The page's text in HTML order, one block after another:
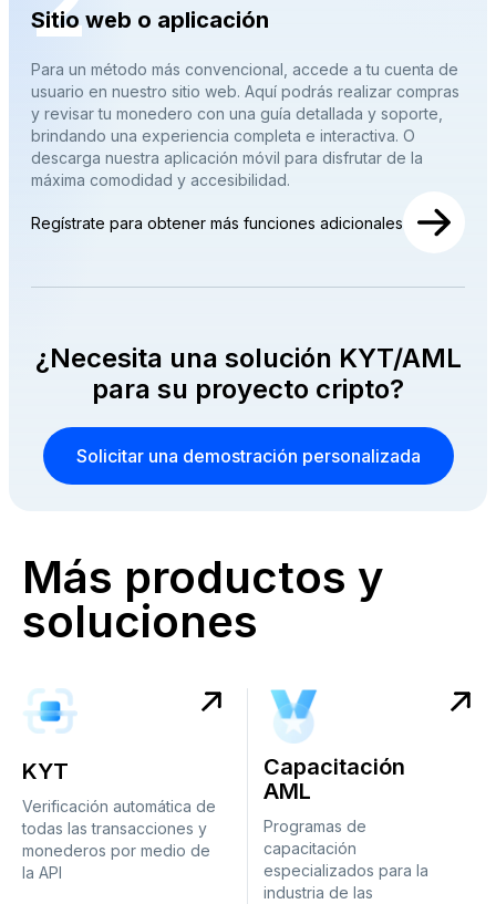
Sitio web o aplicación
Para un método más convencional, accede a tu cuenta de
usuario en nuestro sitio web. Aquí podrás realizar compras
y revisar tu monedero con una guía detallada y soporte,
brindando una experiencia completa e interactiva. O
descarga nuestra aplicación móvil para disfrutar de la
máxima comodidad y accesibilidad.
Regístrate para obtener más funciones adicionales
¿Necesita una solución KYT/AML
para su proyecto cripto?
Solicitar una demostración personalizada
Más productos y
soluciones
KYT
Verificación automática de
todas las transacciones y
monederos por medio de
la API
Capacitación
AML
Programas de
capacitación
especializados para la
industria de las